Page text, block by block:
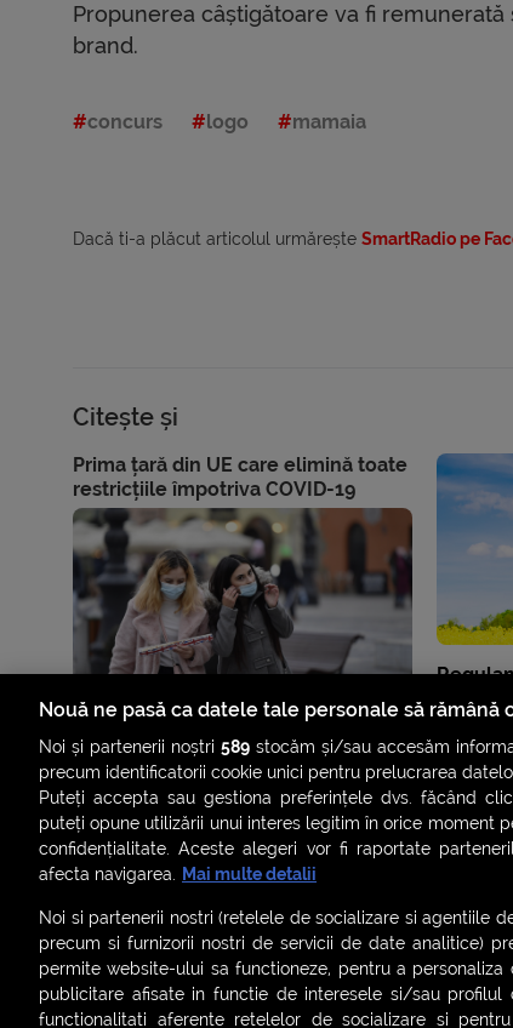
Propunerea câștigătoare va fi
brand.
concurs logo mamaia
Dacă ti-a plăcut articolul urmărește SmartRadio pe
Citește și
Prima țară din UE care elimină toate
restricțiile împotriva COVID-19
premii
ȘTIRI SMART SHORTS LIVE FEVER
Nouă ne pasă ca datele tale personale să rămână
Noi și partenerii noștri589 stocăm și/sau accesăm
precum identificatorii cookie unici pentru prelucrarea
Puteți accepta sau gestiona preferințele dvs. făcând
puteți opune utilizării unui interes legitim în orice moment
confidențialitate. Aceste alegeri vor fi raportate
afecta navigarea. Mai multe detalii
Noi si partenerii nostri (retelele de socializare si agentiile
precum si furnizorii nostri de servicii de date analitice)
permite website-ului sa functioneze, pentru a personaliza
publicitare afisate in functie de interesele si/sau profilul
functionalitati aferente retelelor de socializare si